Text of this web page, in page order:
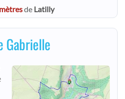
de Latilly
Gabrielle